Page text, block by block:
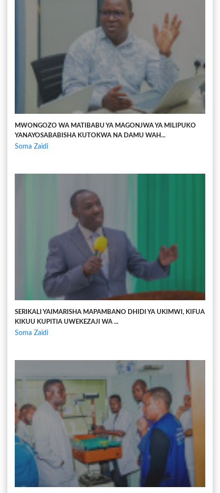
MWONGOZO WA MATIBABU YA MAGONJWA YA MILIPUKO
YANAYOSABABISHA KUTOKWA NA DAMU WAH...
Soma Zaidi
SERIKALI YAIMARISHA MAPAMBANO DHIDI YA UKIMWI, KIFUA
KIKUU KUPITIA UWEKEZAJI WA ...
Soma Zaidi